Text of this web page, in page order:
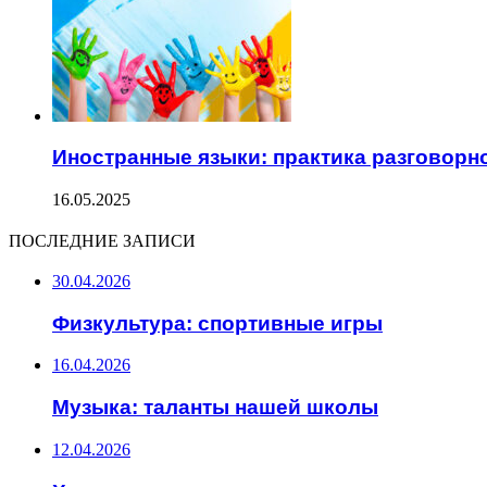
Иностранные языки: практика
16.05.2025
ПОСЛЕДНИЕ ЗАПИСИ
30.04.2026
Физкультура: спортивные игры
16.04.2026
Музыка: таланты нашей школы
12.04.2026